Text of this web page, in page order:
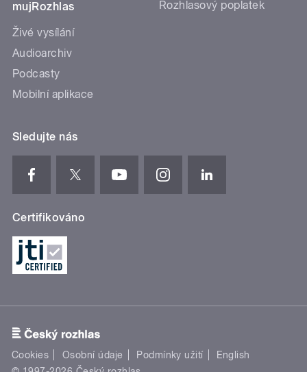
mujRozhlas
Živé vysílání
Audioarchiv
Podcasty
Mobilní aplikace
Rozhlasový poplatek
Sledujte nás
Certifikováno
Cookies Osobní údaje Podmínky užití
English